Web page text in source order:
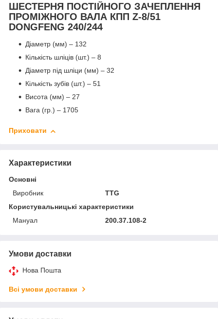
ШЕСТЕРНЯ ПОСТІЙНОГО ЗАЧЕПЛЕННЯ
ПРОМІЖНОГО ВАЛА КПП Z-8/51
DONGFENG 240/244
Діаметр (мм) – 132
Кількість шліців (шт.) – 8
Діаметр під шліци (мм) – 32
Кількість зубів (шт.) – 51
Висота (мм) – 27
Вага (гр.) – 1705
Приховати
Характеристики
Основні
Виробник
TTG
Користувальницькі характеристики
Мануал
200.37.108-2
Умови доставки
Нова Пошта
Всі умови доставки